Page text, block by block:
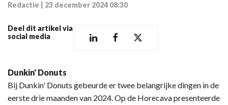
Redactie 23 december 2024 08:30
Deel dit artikel via
social media
Dunkin' Donuts
Bij Dunkin' Donuts gebeurde er twee belangrijke dingen in de
eerste drie maanden van 2024. Op de Horecava presenteerde